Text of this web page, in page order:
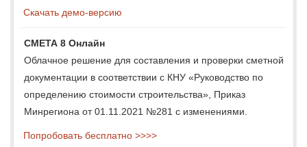
Скачать демо-версию
СМЕТА 8 Онлайн
Облачное решение для составления и проверки сметной
документации в соответствии с КНУ «Руководство по
определению стоимости строительства», Приказ
Минрегиона от 01.11.2021 №281 с изменениями.
Попробовать бесплатно >>>>